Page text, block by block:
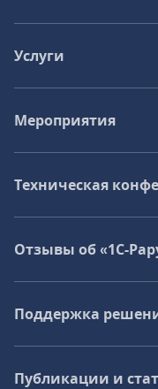
Услуги
Мероприятия
Техническая
Отзывы об «1С-
Поддержка
Публикации и